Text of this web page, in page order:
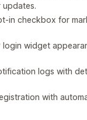
updates.
in checkbox for
login widget
logs with
with